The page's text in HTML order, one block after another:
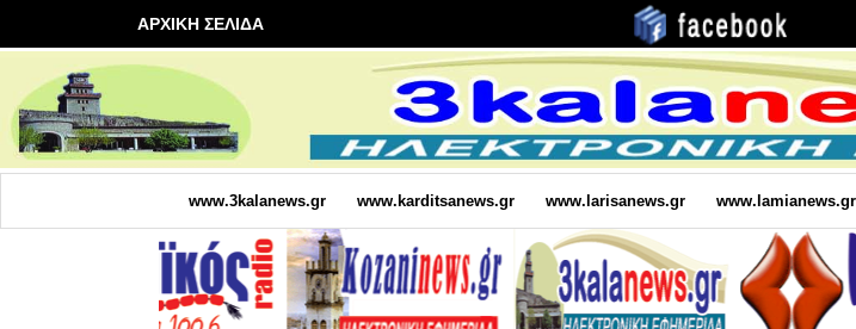
ΑΡΧΙΚΗ ΣΕΛΙΔΑ
www.3kalanews.gr www.karditsanews.gr www.larisanews.gr www.lamianews.gr